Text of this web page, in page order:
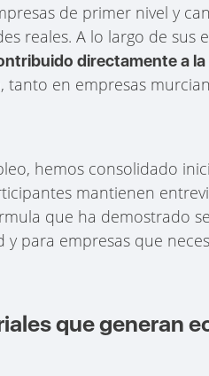
de primer nivel y
reales. A lo largo de
directamente a
, tanto en empresas
hemos consolidado
mantienen
que ha demostrado
para empresas que
que generan